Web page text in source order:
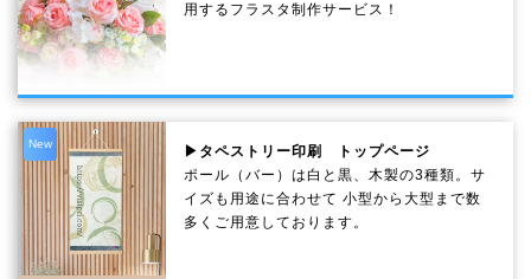
用するフラスタ制作サービス！
New
▶タペストリー印刷 トップページ
ポール（バー）は白と黒、木製の3種類。サ
イズも用途に合わせて 小型から大型まで数
多くご用意しております。